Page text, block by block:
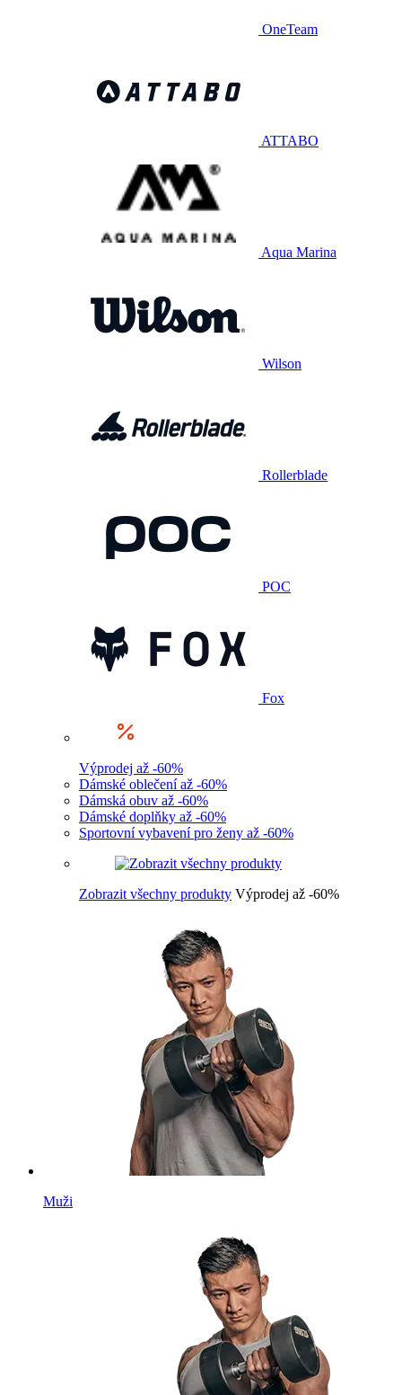
OneTeam
ATTABO
Aqua Marina
Wilson
Rollerblade
POC
Fox
Výprodej až -60%
Dámské oblečení až -60%
Dámská obuv až -60%
Dámské doplňky až -60%
Sportovní vybavení pro ženy až -60%
Zobrazit všechny produkty Výprodej až -60%
Muži